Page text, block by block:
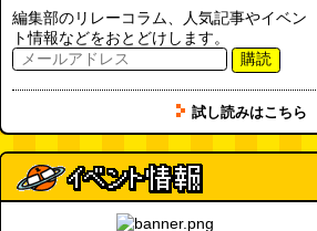
朝エッセイと更新情報） (トルー)
(08.02 10:00)
カシューナッツの果実、カシュー
アップルは甘渋かった（傑作選）
(08.01 18:00)
非常口の可能性があるタイヤ
ちゅたぐい) (08.01 16:00)
編集部のリレーコラム、人気記事やイベン
ト情報などをおとどけします。
購読
試し読みはこちら